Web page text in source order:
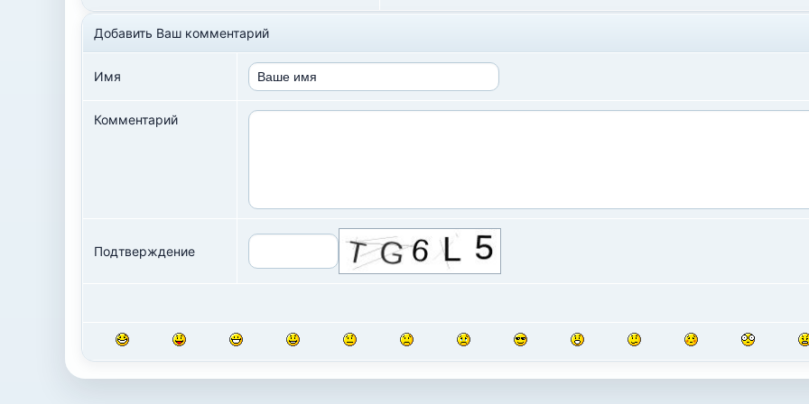
Добавить Ваш комментарий
Имя
Комментарий
Подтверждение